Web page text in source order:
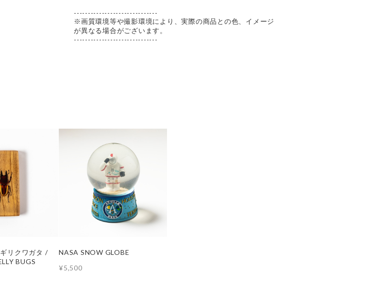
------------------------------
※画質環境等や撮影環境により、実際の商品との色、イメージ
が異なる場合がございます。
------------------------------
リクワガタ /
BUGS
NASA SNOW GLOBE
¥5,500